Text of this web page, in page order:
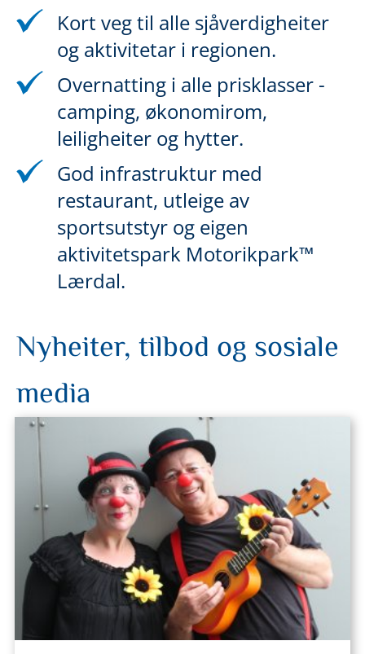
Kort veg til alle sjåverdigheiter
og aktivitetar i regionen.
Overnatting i alle prisklasser -
camping, økonomirom,
leiligheiter og hytter.
God infrastruktur med
restaurant, utleige av
sportsutstyr og eigen
aktivitetspark Motorikpark™
Lærdal.
Nyheiter, tilbod og sosiale
media